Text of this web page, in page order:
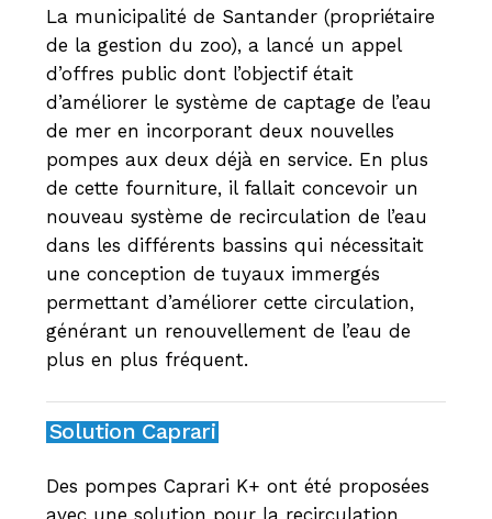
La municipalité de Santander (propriétaire
de la gestion du zoo), a lancé un appel
d’offres public dont l’objectif était
d’améliorer le système de captage de l’eau
de mer en incorporant deux nouvelles
pompes aux deux déjà en service. En plus
de cette fourniture, il fallait concevoir un
nouveau système de recirculation de l’eau
dans les différents bassins qui nécessitait
une conception de tuyaux immergés
permettant d’améliorer cette circulation,
générant un renouvellement de l’eau de
plus en plus fréquent.
Solution Caprari
Des pompes Caprari K+ ont été proposées
avec une solution pour la recirculation